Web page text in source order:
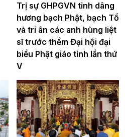
Trị sự GHPGVN tỉnh dâng
hương bạch Phật, bạch Tổ
và tri ân các anh hùng liệt
sĩ trước thềm Đại hội đại
biểu Phật giáo tỉnh lần thứ
V